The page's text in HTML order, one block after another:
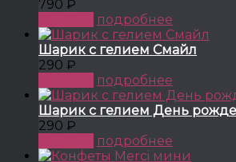
790 ₽
подробнее
Шарик с гелием Смайл
290 ₽
подробнее
Шарик с гелием День
290 ₽
подробнее